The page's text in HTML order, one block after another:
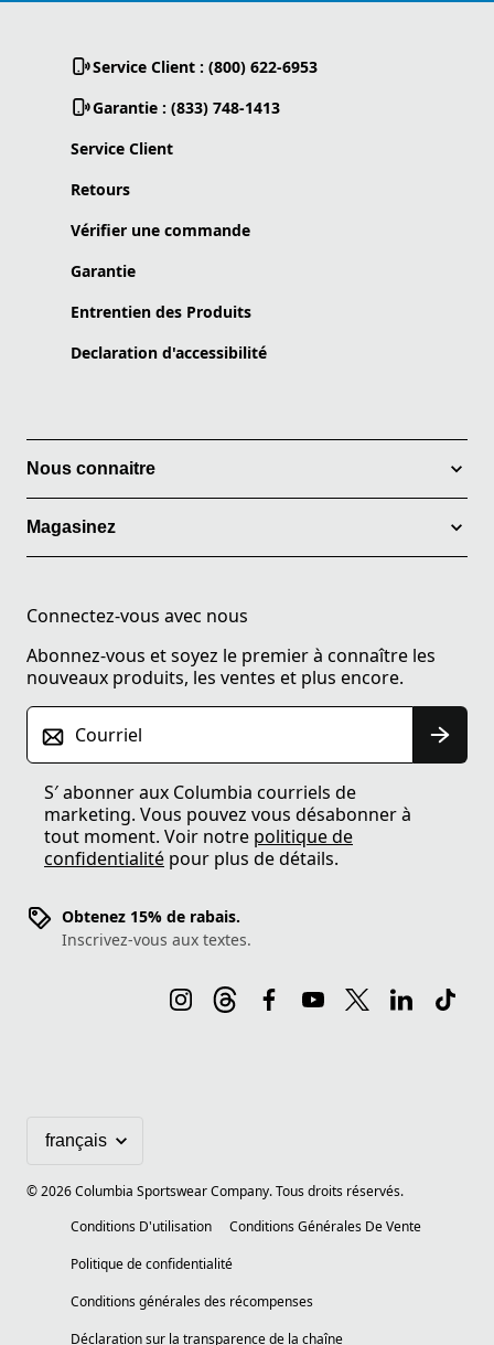
Service Client : (800) 622-6953
Garantie : (833) 748-1413
Service Client
Retours
Vérifier une commande
Garantie
Entrentien des Produits
Declaration d'accessibilité
Nous connaitre
Magasinez
Connectez-vous avec nous
Abonnez-vous et soyez le premier à connaître les
nouveaux produits, les ventes et plus encore.
Courriel
S′ abonner aux Columbia courriels de
marketing. Vous pouvez vous désabonner à
tout moment. Voir notre politique de
confidentialité pour plus de détails.
Obtenez 15% de rabais.
Inscrivez-vous aux textes.
©2026Columbia Sportswear Company. Tous droits réservés.
Conditions D'utilisation
Conditions Générales De Vente
Politique de confidentialité
Conditions générales des récompenses
Déclaration sur la transparence de la chaîne